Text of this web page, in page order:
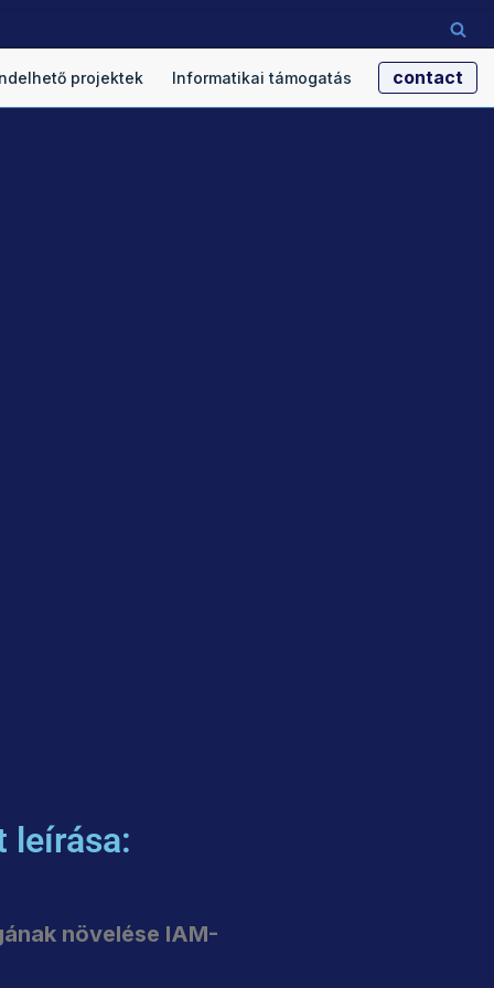
projektek Informatikai támogatás contact
leírása:
növelése IAM-